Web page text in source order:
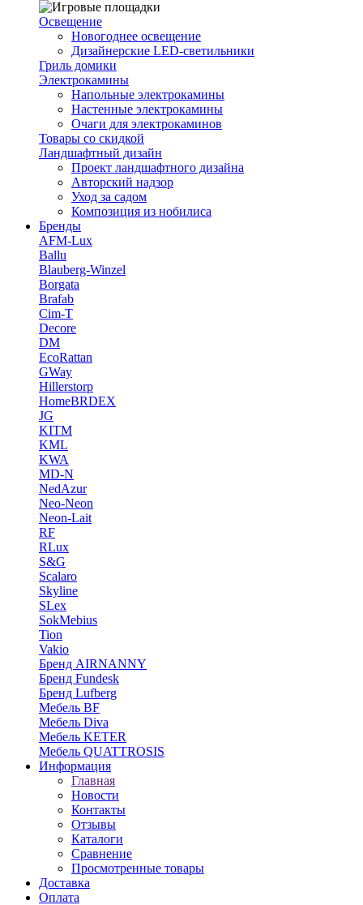
Освещение
Новогоднее освещение
Дизайнерские LED-светильники
Гриль домики
Электрокамины
Напольные электрокамины
Настенные электрокамины
Очаги для электрокаминов
Товары со скидкой
Ландшафтный дизайн
Проект ландшафтного дизайна
Авторский надзор
Уход за садом
Композиция из нобилиса
Бренды
AFM-Lux
Ballu
Blauberg-Winzel
Borgata
Brafab
Cim-T
Decore
DM
EcoRattan
GWay
Hillerstorp
HomeBRDEX
JG
KITM
KML
KWA
MD-N
NedAzur
Neo-Neon
Neon-Lait
RF
RLux
S&G
Scalaro
Skyline
SLex
SokMebius
Tion
Vakio
Бренд AIRNANNY
Бренд Fundesk
Бренд Lufberg
Мебель BF
Мебель Diva
Мебель KETER
Мебель QUATTROSIS
Информация
Главная
Новости
Контакты
Отзывы
Каталоги
Сравнение
Просмотренные товары
Доставка
Оплата